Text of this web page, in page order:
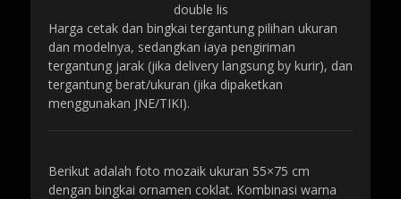
double lis
Harga cetak dan bingkai tergantung pilihan ukuran
dan modelnya, sedangkan iaya pengiriman
tergantung jarak (jika delivery langsung by kurir), dan
tergantung berat/ukuran (jika dipaketkan
menggunakan JNE/TIKI).
Berikut adalah foto mozaik ukuran 55×75 cm
dengan bingkai ornamen coklat. Kombinasi warna